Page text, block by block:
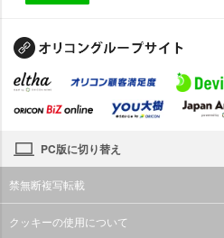
PC版に切り替え
禁無断複写転載
クッキーの使用について